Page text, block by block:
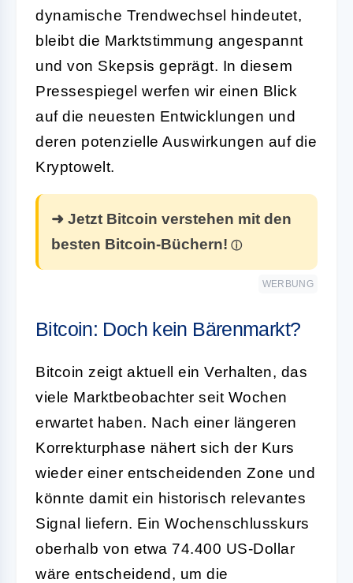
dynamische Trendwechsel hindeutet,
bleibt die Marktstimmung angespannt
und von Skepsis geprägt. In diesem
Pressespiegel werfen wir einen Blick
auf die neuesten Entwicklungen und
deren potenzielle Auswirkungen auf die
Kryptowelt.
➜ Jetzt Bitcoin verstehen mit den
besten Bitcoin-Büchern!
WERBUNG
Bitcoin: Doch kein Bärenmarkt?
Bitcoin zeigt aktuell ein Verhalten, das
viele Marktbeobachter seit Wochen
erwartet haben. Nach einer längeren
Korrekturphase nähert sich der Kurs
wieder einer entscheidenden Zone und
könnte damit ein historisch relevantes
Signal liefern. Ein Wochenschlusskurs
oberhalb von etwa 74.400 US-Dollar
wäre entscheidend, um die